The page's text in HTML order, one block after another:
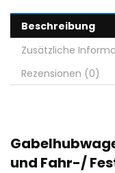
Beschreibung
Zusätzliche
Rezensionen (0)
und Fahr-/